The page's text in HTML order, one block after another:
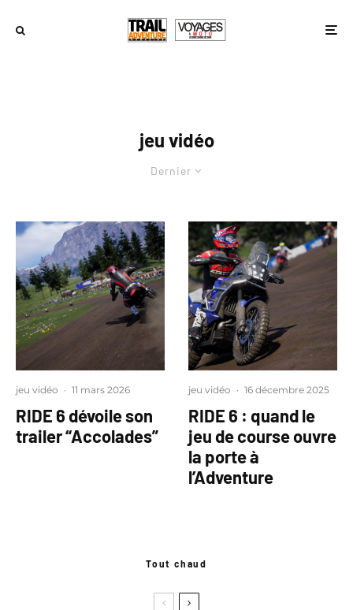
jeu vidéo
Dernier
jeu vidéo · 11 mars 2026
RIDE 6 dévoile son
trailer “Accolades”
jeu vidéo · 16 décembre 2025
RIDE 6 : quand le
jeu de course ouvre
la porte à
l’Adventure
Tout chaud